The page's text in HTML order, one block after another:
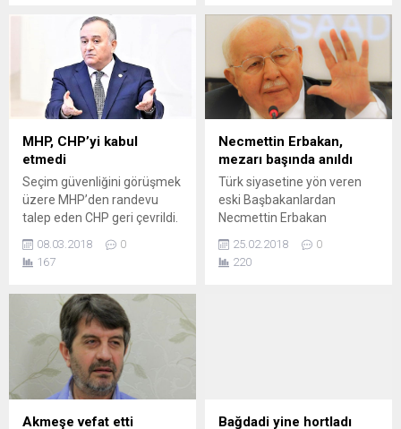
Hasan Celal Güzel, akciğer
enfeksiyonu ve bağırsak
problemi tanısıyla kaldırıldığı
hastanede vefat etti.
Güzel’in oğlu Mustafa Veysi
Güzel, belli aralıklarla
diyalize giren babasının
böbrek yetmezliği
kaldırıldığını ifade etmişti....
MHP, CHP’yi kabul
etmedi
Seçim güvenliğini görüşmek
üzere MHP’den randevu
talep eden CHP geri çevrildi.
08.03.2018
0
167
Necmettin Erbakan,
mezarı başında anıldı
Türk siyasetine yön veren
eski Başbakanlardan
Necmettin Erbakan
vefatının 7. yılında çeşitli
etkinliklerle anıldı.
25.02.2018
0
220
Akmeşe vefat etti Bağdadi yine hortladı